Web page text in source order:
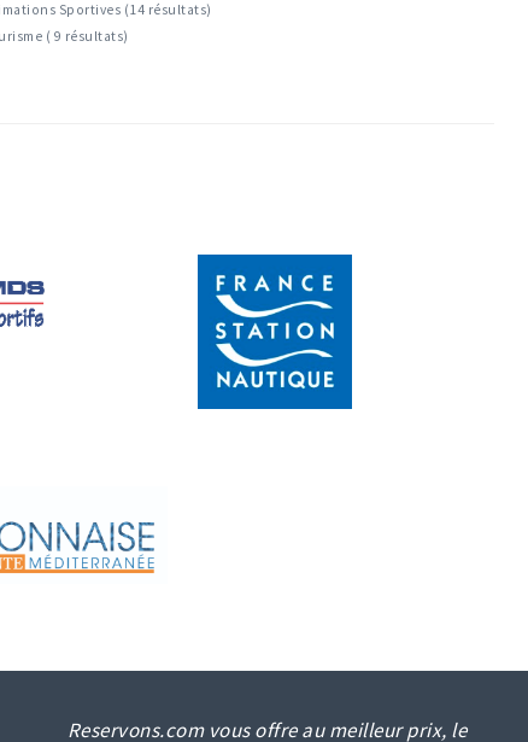
Sportives (14 résultats)
( 9 résultats)
Reservons.com vous offre au meilleur prix, le